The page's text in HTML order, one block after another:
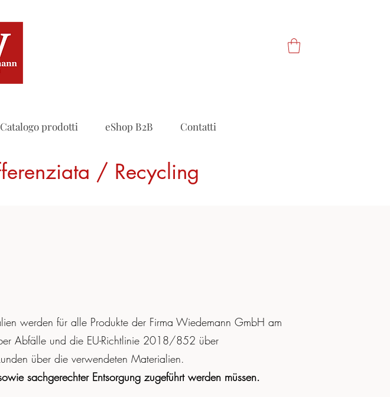
Catalogo prodotti eShop B2B Contatti
/ Recycling
werden für alle Produkte der Firma Wiedemann GmbH am
Abfälle und die EU-Richtlinie 2018/852 über
über die verwendeten Materialien.
sachgerechter Entsorgung zugeführt werden müssen.